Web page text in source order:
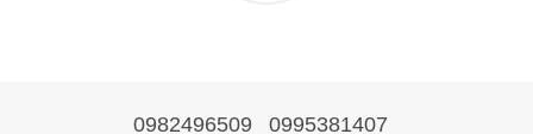
0982496509 0995381407